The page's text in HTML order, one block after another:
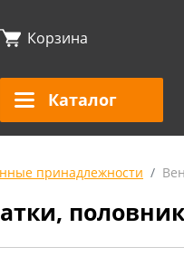
Корзина
Каталог
принадлежности